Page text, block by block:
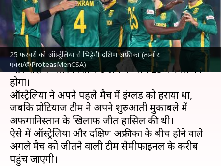
25 फरवरी को ऑस्ट्रेलिया से भिड़ेगी दक्षिण अफ्रीका (तस्वीर:
एक्स/@ProteasMenCSA)
लेखन अंकित पसबोला Feb 24, 2025 04:14 pm
क्या है खबर?
चैंपियंस ट्रॉफी 2025का 7वां मैचऑस्ट्रेलिया क्रिकेट टीम
और दक्षिण अफ्रीका क्रिकेट टीम के बीच 25 फरवरी को
होगा।
ऑस्ट्रेलिया ने अपने पहले मैच में इंग्लैंड को हराया था,
जबकि प्रोटियाज टीम ने अपने शुरुआती मुकाबले में
अफगानिस्तान के खिलाफ जीत हासिल की थी।
ऐसे में ऑस्ट्रेलिया और दक्षिण अफ्रीका के बीच होने वाले
अगले मैच को जीतने वाली टीम सेमीफाइनल के करीब
पहुंच जाएगी।